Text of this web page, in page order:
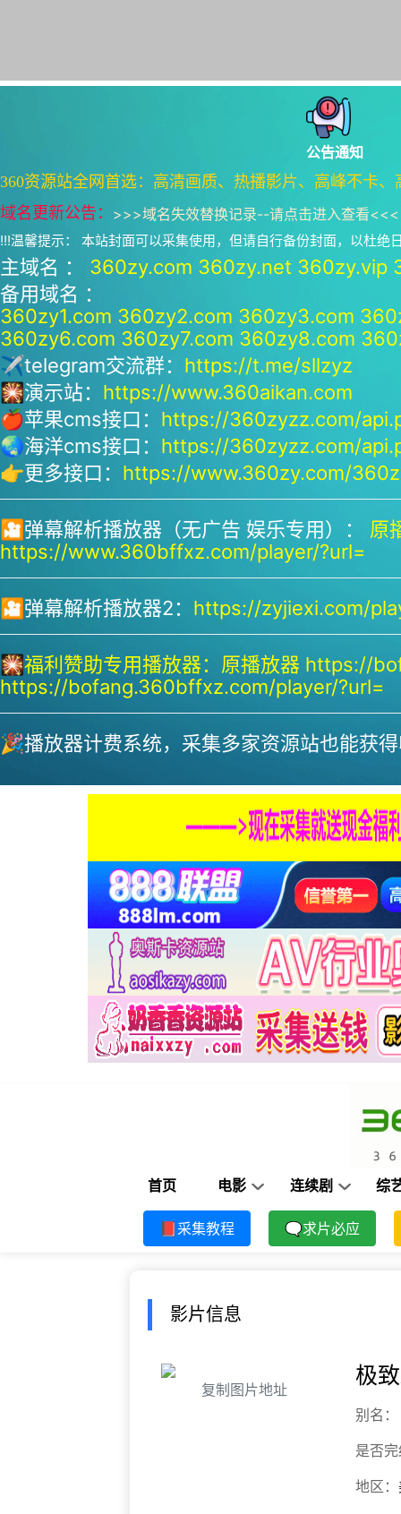
公告通知
360资源站全网首选：高清画质、热播影片、高峰不卡
域名更新公告： >>>域名失效替换记录--请点击进入查看<<<
!!!温馨提示： 本站封面可以采集使用，但请自行备份封面，以杜绝
主域名 ： 360zy.com 360zy.net 360zy.vip
备用域名 ：
360zy1.com 360zy2.com 360zy3.com
360zy6.com 360zy7.com 360zy8.com
✈telegram交流群： https://t.me/sllzyz
🎇演示站： https://www.360aikan.com
🍎苹果cms接口： https://360zyzz.com/
🌏海洋cms接口： https://360zyzz.com/
👉更多接口： https://www.360zy.com/
🎦弹幕解析播放器（无广告 娱乐专用）： 原
https://www.360bffxz.com/player/?url=
🎦弹幕解析播放器2： https://zyjiexi.com/
🎇福利赞助专用播放器： 原播放器 https://
https://bofang.360bffxz.com/player/?url=
🎉播放器计费系统，采集多家资源站也能获
首页 电影 连续剧 综
📕采集教程 🗨求片必应
影片信息
复制图片地址
极
别名：
是否
地区：